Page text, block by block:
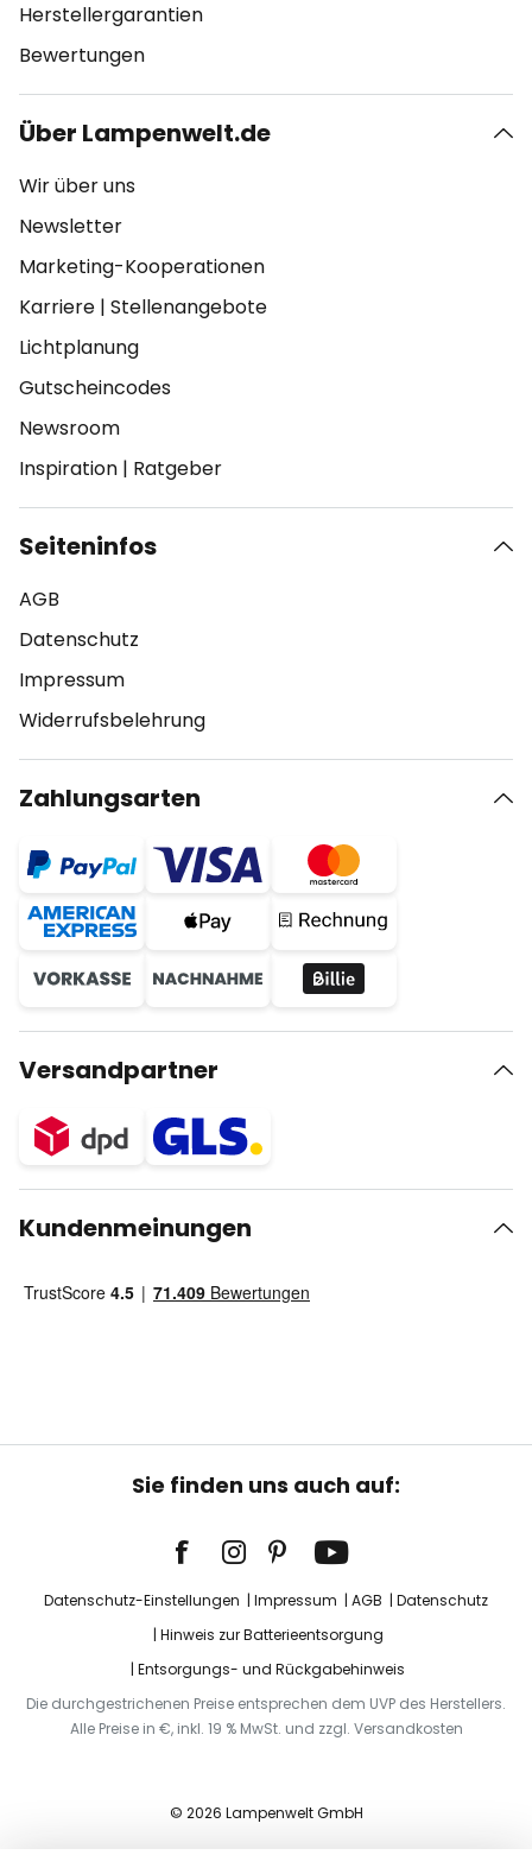
Herstellergarantien
Bewertungen
Über Lampenwelt.de
Wir über uns
Newsletter
Marketing-Kooperationen
Karriere | Stellenangebote
Lichtplanung
Gutscheincodes
Newsroom
Inspiration | Ratgeber
Seiteninfos
AGB
Datenschutz
Impressum
Widerrufsbelehrung
Zahlungsarten
Versandpartner
Kundenmeinungen
Sie finden uns auch auf:
Datenschutz-Einstellungen Impressum AGB
Datenschutz
Hinweis zur Batterieentsorgung
Entsorgungs- und Rückgabehinweis
Die durchgestrichenen Preise entsprechen dem UVP des Herstellers.
Alle Preise in €, inkl. 19 % MwSt. und zzgl. Versandkosten
© 2026 Lampenwelt GmbH